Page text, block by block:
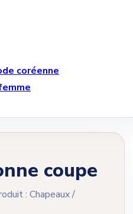
coréenne
coupe
: Chapeaux /